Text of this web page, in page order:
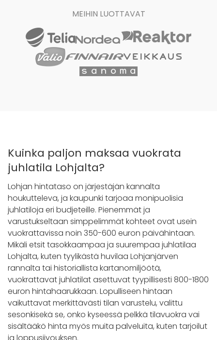
MEIHIN LUOTTAVAT
Kuinka paljon maksaa vuokrata
juhlatila Lohjalta?
Lohjan hintataso on järjestäjän kannalta
houkutteleva, ja kaupunki tarjoaa monipuolisia
juhlatiloja eri budjeteille. Pienemmät ja
varustukseltaan simppelimmät kohteet ovat usein
vuokrattavissa noin 350-600 euron päivähintaan.
Mikäli etsit tasokkaampaa ja suurempaa juhlatilaa
Lohjalta, kuten tyylikästä huvilaa Lohjanjärven
rannalta tai historiallista kartanomiljöötä,
vuokrattavat juhlatilat asettuvat tyypillisesti 800-1800
euron hintahaarukkaan. Lopulliseen hintaan
vaikuttavat merkittävästi tilan varustelu, valittu
sesonkisekä se, onko kyseessä pelkkä tilavuokra vai
sisältääkö hinta myös muita palveluita, kuten tarjoilut
ja loppusiivouksen.